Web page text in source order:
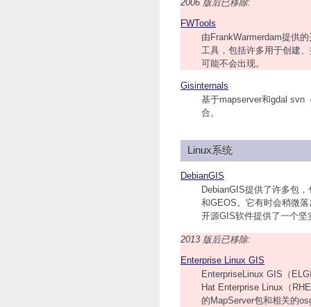
2006 版后已移除:
FWTools
由FrankWarmerdam提供
工具，包括许多用于创建
可能不会出现。
Gisinternals
基于mapserver和gdal svn
合。
Linux系统
DebianGIS
DebianGIS提供了许多包
和GEOS。它有时会稍微
开源GIS软件提供了一个坚
2013 版后已移除:
Enterprise Linux GIS
EnterpriseLinux GIS（
Hat Enterprise Linux（
的MapServer包和相关的